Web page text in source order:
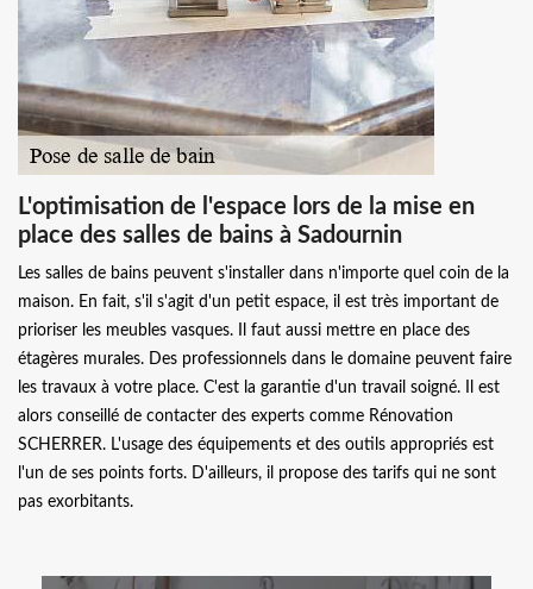
L'optimisation de l'espace lors de la mise en
place des salles de bains à Sadournin
Les salles de bains peuvent s'installer dans n'importe quel coin de la
maison. En fait, s'il s'agit d'un petit espace, il est très important de
prioriser les meubles vasques. Il faut aussi mettre en place des
étagères murales. Des professionnels dans le domaine peuvent faire
les travaux à votre place. C'est la garantie d'un travail soigné. Il est
alors conseillé de contacter des experts comme Rénovation
SCHERRER. L'usage des équipements et des outils appropriés est
l'un de ses points forts. D'ailleurs, il propose des tarifs qui ne sont
pas exorbitants.